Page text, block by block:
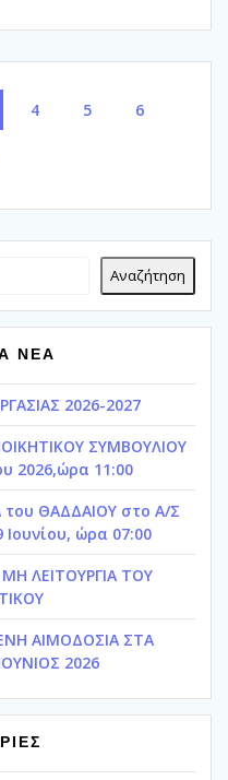
Page
4 Page
5 Page
6
Αναζήτηση
ΝΕΑ
2026-2027
ΣΥΜΒΟΥΛΙΟΥ
2026,ώρα 11:00
του ΘΑΔΔΑΙΟΥ στο Α/Σ
ώρα 07:00
ΛΕΙΤΟΥΡΓΙΑ ΤΟΥ
ΑΙΜΟΔΟΣΙΑ ΣΤΑ
2026